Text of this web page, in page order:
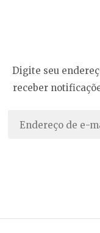
Digite seu
receber
Endereço